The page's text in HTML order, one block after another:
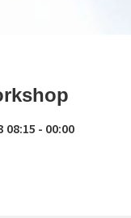
08:15 - 00:00